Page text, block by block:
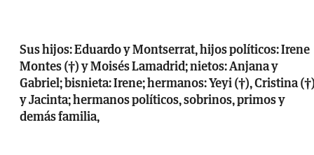
Sus hijos: Eduardo y Montserrat, hijos políticos: Irene
Montes (†) y Moisés Lamadrid; nietos: Anjana y
Gabriel; bisnieta: Irene; hermanos: Yeyi (†), Cristina
y Jacinta; hermanos políticos, sobrinos, primos y
demás familia,